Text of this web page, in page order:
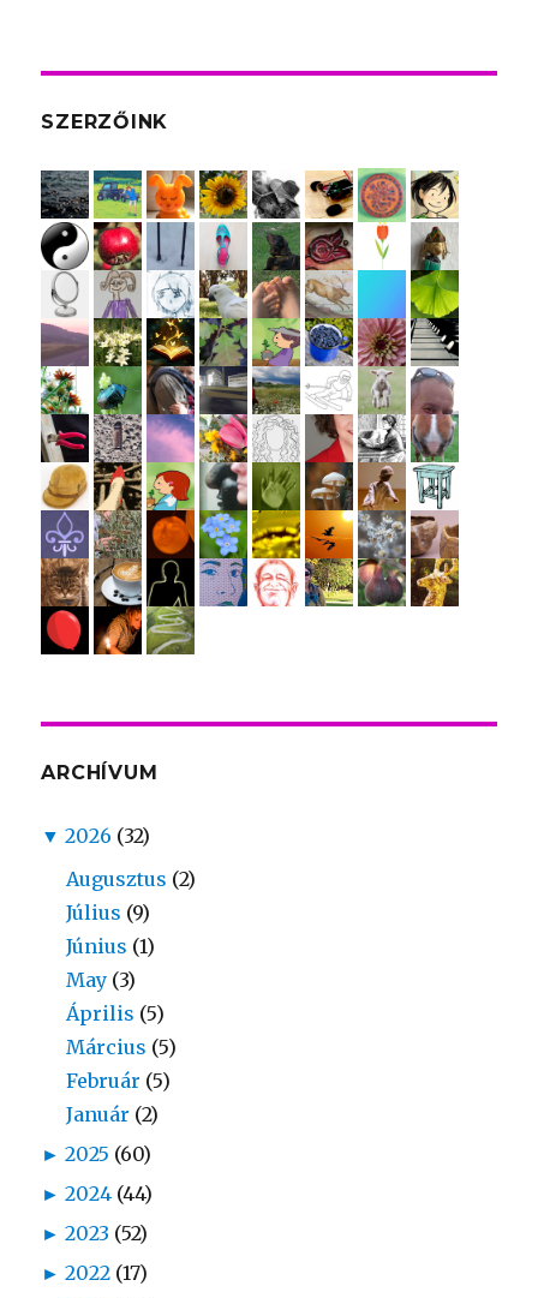
SZERZŐINK
ARCHÍVUM
▼ 2026 (32)
Augusztus (2)
Július (9)
Június (1)
May (3)
Április (5)
Március (5)
Február (5)
Január (2)
► 2025 (60)
► 2024 (44)
► 2023 (52)
► 2022 (17)